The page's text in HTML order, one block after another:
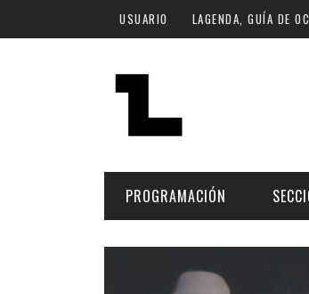
Pasar al contenido principal
USUARIO LAGENDA, GUÍA DE
PROGRAMACIÓN
FECHA